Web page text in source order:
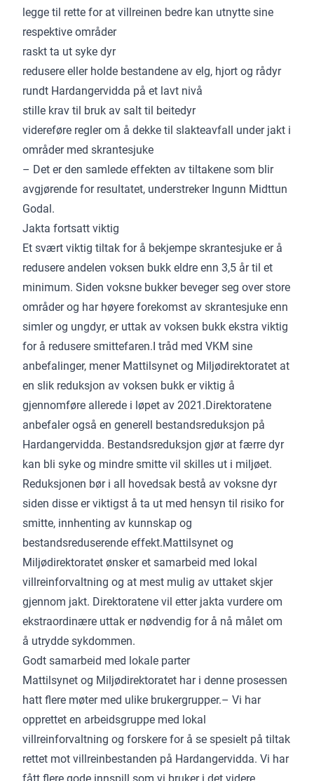
legge til rette for at villreinen bedre kan utnytte sine
respektive områder
raskt ta ut syke dyr
redusere eller holde bestandene av elg, hjort og rådyr
rundt Hardangervidda på et lavt nivå
stille krav til bruk av salt til beitedyr
videreføre regler om å dekke til slakteavfall under jakt i
områder med skrantesjuke
– Det er den samlede effekten av tiltakene som blir
avgjørende for resultatet, understreker Ingunn Midttun
Godal.
Jakta fortsatt viktig
Et svært viktig tiltak for å bekjempe skrantesjuke er å
redusere andelen voksen bukk eldre enn 3,5 år til et
minimum. Siden voksne bukker beveger seg over store
områder og har høyere forekomst av skrantesjuke enn
simler og ungdyr, er uttak av voksen bukk ekstra viktig
for å redusere smittefaren.I tråd med VKM sine
anbefalinger, mener Mattilsynet og Miljødirektoratet at
en slik reduksjon av voksen bukk er viktig å
gjennomføre allerede i løpet av 2021.Direktoratene
anbefaler også en generell bestandsreduksjon på
Hardangervidda. Bestandsreduksjon gjør at færre dyr
kan bli syke og mindre smitte vil skilles ut i miljøet.
Reduksjonen bør i all hovedsak bestå av voksne dyr
siden disse er viktigst å ta ut med hensyn til risiko for
smitte, innhenting av kunnskap og
bestandsreduserende effekt.Mattilsynet og
Miljødirektoratet ønsker et samarbeid med lokal
villreinforvaltning og at mest mulig av uttaket skjer
gjennom jakt. Direktoratene vil etter jakta vurdere om
ekstraordinære uttak er nødvendig for å nå målet om
å utrydde sykdommen.
Godt samarbeid med lokale parter
Mattilsynet og Miljødirektoratet har i denne prosessen
hatt flere møter med ulike brukergrupper.– Vi har
opprettet en arbeidsgruppe med lokal
villreinforvaltning og forskere for å se spesielt på tiltak
rettet mot villreinbestanden på Hardangervidda. Vi har